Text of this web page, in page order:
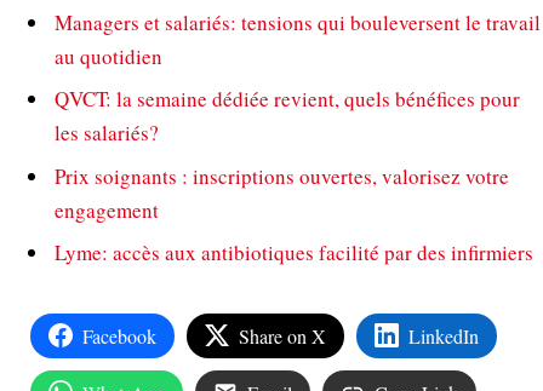
Managers et salariés: tensions qui bouleversent le travail
au quotidien
QVCT: la semaine dédiée revient, quels bénéfices pour
les salariés?
Prix soignants : inscriptions ouvertes, valorisez votre
engagement
Lyme: accès aux antibiotiques facilité par des infirmiers
Facebook Share on X LinkedIn